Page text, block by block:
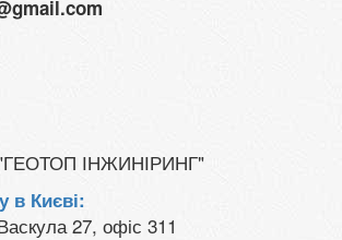
ІНЖИНІРИНГ"
в Києві:
27, офіс 311